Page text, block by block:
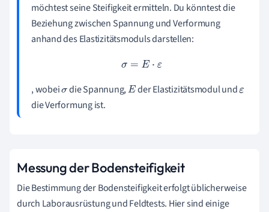
möchtest seine Steifigkeit ermitteln. Du könntest die
Beziehung zwischen Spannung und Verformung
anhand des Elastizitätsmoduls darstellen:
σ= E⋅ε
, wobeiσdie Spannung,E der Elastizitätsmodul undε
die Verformung ist.
Messung der Bodensteifigkeit
Die Bestimmung der Bodensteifigkeit erfolgt üblicherweise
durch Laborausrüstung und Feldtests. Hier sind einige